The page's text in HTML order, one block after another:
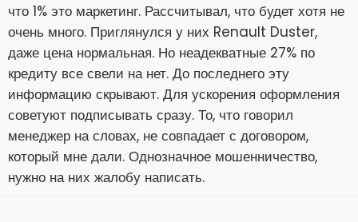
что 1% это маркетинг. Рассчитывал, что будет хотя не
очень много. Приглянулся у них Renault Duster,
даже цена нормальная. Но неадекватные 27% по
кредиту все свели на нет. До последнего эту
информацию скрывают. Для ускорения оформления
советуют подписывать сразу. То, что говорил
менеджер на словах, не совпадает с договором,
который мне дали. Однозначное мошенничество,
нужно на них жалобу написать.